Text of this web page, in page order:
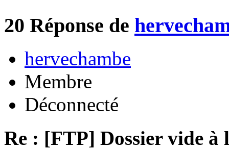
20 Réponse de
hervechambe
Membre
Déconnecté
Re : [FTP] Dossier vide à